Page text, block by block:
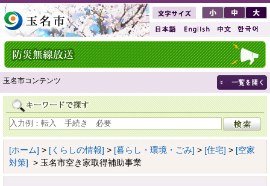
玉名市コンテンツ
[ホーム] > [くらしの情報] > [暮らし・環境・ごみ] > [住宅] > [空家
対策] > 玉名市空き家取得補助事業